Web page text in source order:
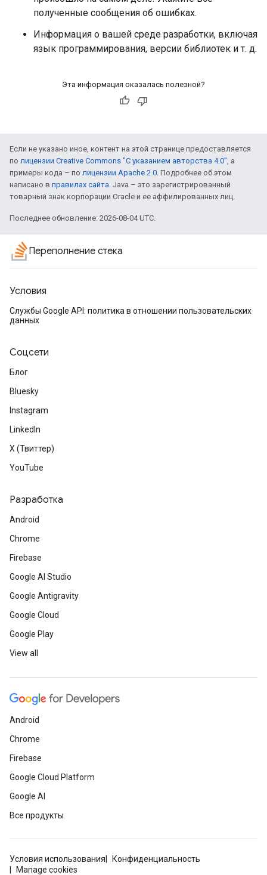
полученные сообщения об ошибках.
Информация о вашей среде разработки, включая
язык программирования, версии библиотек и т. д.
Эта информация оказалась полезной?
Если не указано иное, контент на этой странице предоставляется
по лицензии Creative Commons "С указанием авторства 4.0", а
примеры кода – по лицензии Apache 2.0. Подробнее об этом
написано в правилах сайта. Java – это зарегистрированный
товарный знак корпорации Oracle и ее аффилированных лиц.
Последнее обновление: 2026-08-04 UTC.
Переполнение стека
Условия
Службы Google API: политика в отношении пользовательских
данных
Соцсети
Блог
Bluesky
Instagram
LinkedIn
X (Твиттер)
YouTube
Разработка
Android
Chrome
Firebase
Google AI Studio
Google Antigravity
Google Cloud
Google Play
View all
Android
Chrome
Firebase
Google Cloud Platform
Google AI
Все продукты
Условия использования
Конфиденциальность
Manage cookies